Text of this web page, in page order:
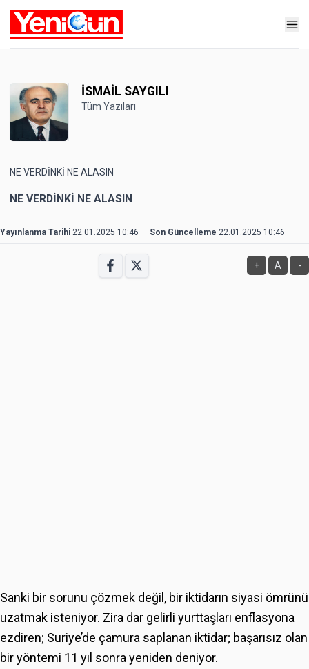
İSMAİL SAYGILI
Tüm Yazıları
NE VERDİNKİ NE ALASIN
NE VERDİNKİ NE ALASIN
Yayınlanma Tarihi 22.01.2025 10:46 — Son Güncelleme 22.01.2025 10:46
+ A -
Sanki bir sorunu çözmek değil, bir iktidarın siyasi ömrünü
uzatmak isteniyor. Zira dar gelirli yurttaşları enflasyona
ezdiren; Suriye’de çamura saplanan iktidar; başarısız olan
bir yöntemi 11 yıl sonra yeniden deniyor.